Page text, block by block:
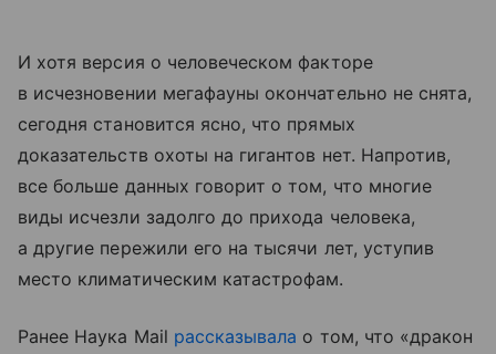
И хотя версия о человеческом факторе
в исчезновении мегафауны окончательно не снята,
сегодня становится ясно, что прямых
доказательств охоты на гигантов нет. Напротив,
все больше данных говорит о том, что многие
виды исчезли задолго до прихода человека,
а другие пережили его на тысячи лет, уступив
место климатическим катастрофам.
Ранее Наука Mail рассказывала о том, что «дракон